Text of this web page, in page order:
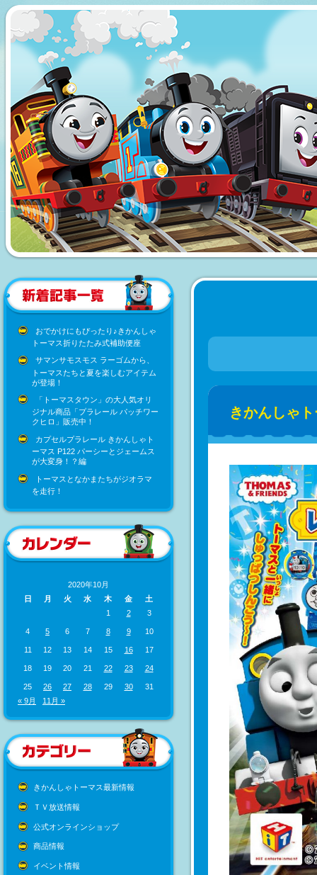
おでかけにもぴったり♪きかんしゃ
トーマス折りたたみ式補助便座
サマンサモスモス ラーゴムから、
トーマスたちと夏を楽しむアイテム
が登場！
「トーマスタウン」の大人気オリ
ジナル商品「プラレール パッチワー
クヒロ」販売中！
カプセルプラレール きかんしゃト
ーマス P122 パーシーとジェームス
が大変身！？編
トーマスとなかまたちがジオラマ
を走行！
2020年10月
日
月 火 水 木 金
土
1
2 3
4 5 6 7 8 9 10
11 12 13 14 15 16 17
18 19 20 21 22 23 24
25 26 27 28 29 30
31
« 9月
11月 »
きかんしゃトーマス最新情報
ＴＶ放送情報
公式オンラインショップ
商品情報
イベント情報
きかんしゃ